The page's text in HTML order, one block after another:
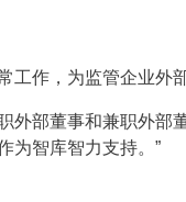
工作，为监管企业外
外部董事和兼职外部
为智库智力支持。”